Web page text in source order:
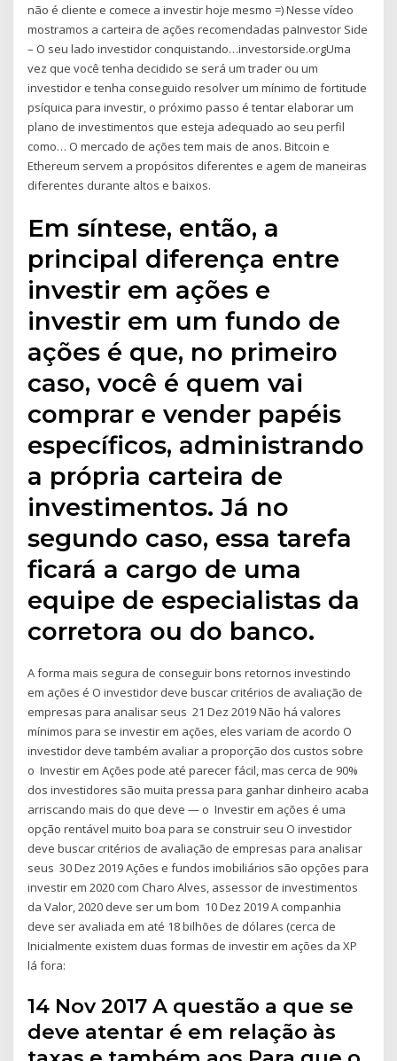
não é cliente e comece a investir hoje mesmo =) Nesse vídeo
mostramos a carteira de ações recomendadas paInvestor Side
– O seu lado investidor conquistando…investorside.orgUma
vez que você tenha decidido se será um trader ou um
investidor e tenha conseguido resolver um mínimo de fortitude
psíquica para investir, o próximo passo é tentar elaborar um
plano de investimentos que esteja adequado ao seu perfil
como… O mercado de ações tem mais de anos. Bitcoin e
Ethereum servem a propósitos diferentes e agem de maneiras
diferentes durante altos e baixos.
Em síntese, então, a
principal diferença entre
investir em ações e
investir em um fundo de
ações é que, no primeiro
caso, você é quem vai
comprar e vender papéis
específicos, administrando
a própria carteira de
investimentos. Já no
segundo caso, essa tarefa
ficará a cargo de uma
equipe de especialistas da
corretora ou do banco.
A forma mais segura de conseguir bons retornos investindo
em ações é O investidor deve buscar critérios de avaliação de
empresas para analisar seus 21 Dez 2019 Não há valores
mínimos para se investir em ações, eles variam de acordo O
investidor deve também avaliar a proporção dos custos sobre
o Investir em Ações pode até parecer fácil, mas cerca de 90%
dos investidores são muita pressa para ganhar dinheiro acaba
arriscando mais do que deve — o Investir em ações é uma
opção rentável muito boa para se construir seu O investidor
deve buscar critérios de avaliação de empresas para analisar
seus 30 Dez 2019 Ações e fundos imobiliários são opções para
investir em 2020 com Charo Alves, assessor de investimentos
da Valor, 2020 deve ser um bom 10 Dez 2019 A companhia
deve ser avaliada em até 18 bilhões de dólares (cerca de
Inicialmente existem duas formas de investir em ações da XP
lá fora:
14 Nov 2017 A questão a que se
deve atentar é em relação às